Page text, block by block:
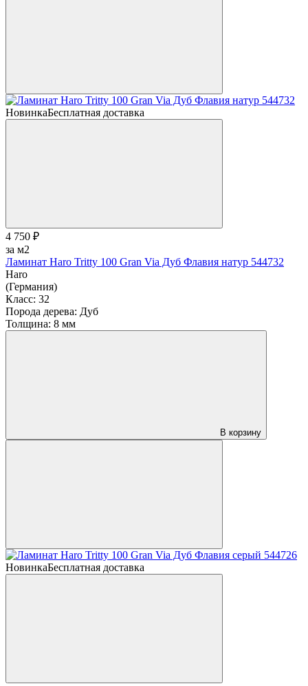
НовинкаБесплатная доставка
4 750 ₽
за м2
Ламинат Haro Tritty 100 Gran Via Дуб Флавия натур 544732
Haro
(Германия)
Класс: 32
Порода дерева: Дуб
Толщина: 8 мм
В корзину
НовинкаБесплатная доставка